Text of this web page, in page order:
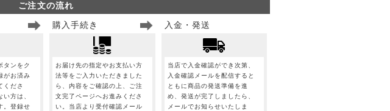
ご注文の流れ
タンをク
がお済み
くださ
方は、
。登録せ
購入手続き
お届け先の指定やお支払い方
法等をご入力いただきました
ら、内容をご確認の上、ご注
文完了ページへお進みくださ
い。当店より受付確認メール
入金・発送
当店で入金確認ができ次第、
入金確認メールを配信すると
ともに商品の発送準備を進
め、発送が完了しましたら、
メールでお知らせいたしま